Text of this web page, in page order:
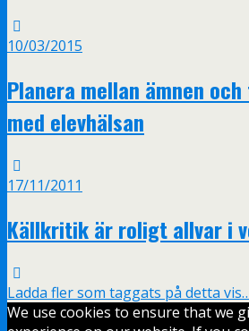
10/03/2015
Planera mellan ämnen
med elevhälsan
17/11/2011
Källkritik är roligt allvar i
Ladda fler som taggats på detta
We use cookies to ensure that we